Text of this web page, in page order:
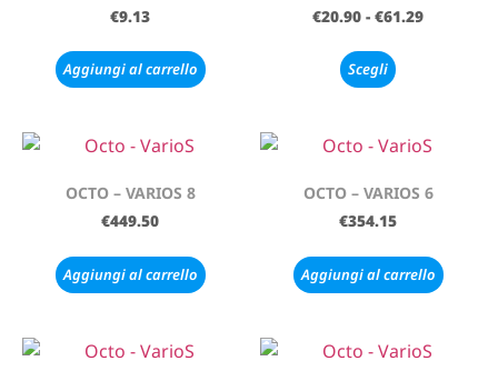
€9.13
Aggiungi al carrello
€20.90 - €61.29
Scegli
OCTO – VARIOS 8
€449.50
Aggiungi al carrello
OCTO – VARIOS 6
€354.15
Aggiungi al carrello